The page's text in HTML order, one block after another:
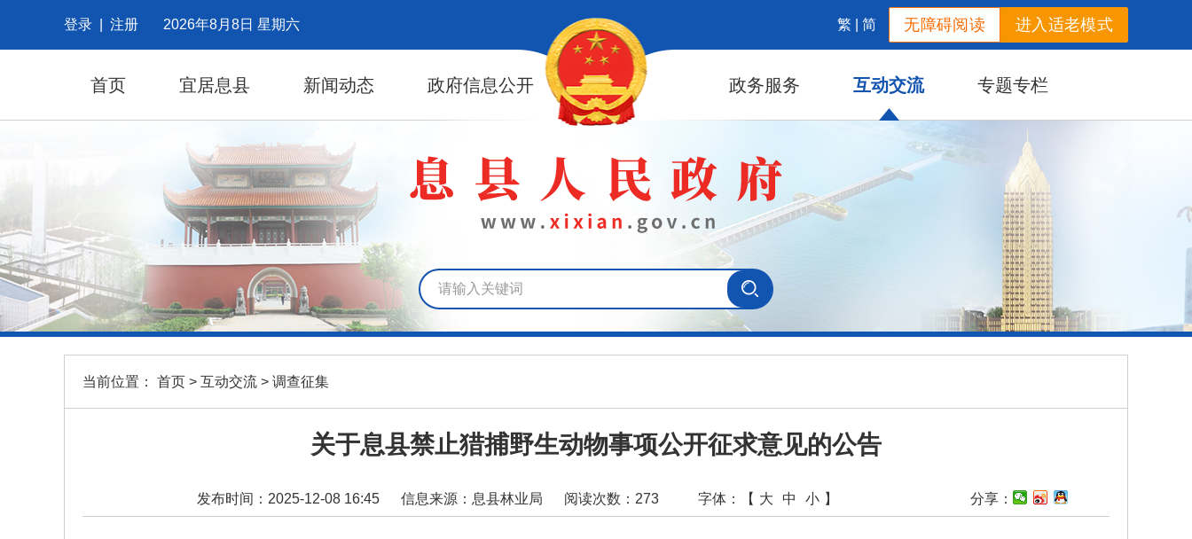
登录 注册 2026年8月8日 星期六 进入适老模式
无障碍阅读
繁 |简
首页 宜居息县 新闻动态 政府信息公开 政务服务 互动交流 专题专栏
当前位置： 首页 > 互动交流 > 调查征集
关于息县禁止猎捕野生动物事项公开征求意见的公告
发布时间：2025-12-08 16:45 信息来源：息县林业局 阅读次数： 273 字体：【 大 中 小 】 分享：